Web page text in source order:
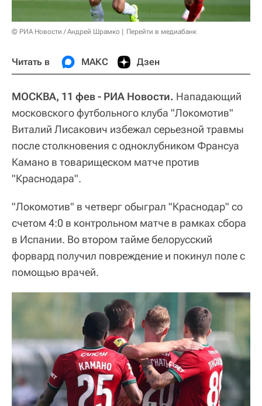
© РИА Новости / Андрей Шрамко Перейти в медиабанк
Читать в МАКС Дзен
МОСКВА, 11 фев - РИА Новости. Нападающий
московского футбольного клуба "Локомотив"
Виталий Лисакович избежал серьезной травмы
после столкновения с одноклубником Франсуа
Камано в товарищеском матче против
"Краснодара".
"Локомотив" в четверг обыграл "Краснодар" со
счетом 4:0 в контрольном матче в рамках сбора
в Испании. Во втором тайме белорусский
форвард получил повреждение и покинул поле с
помощью врачей.